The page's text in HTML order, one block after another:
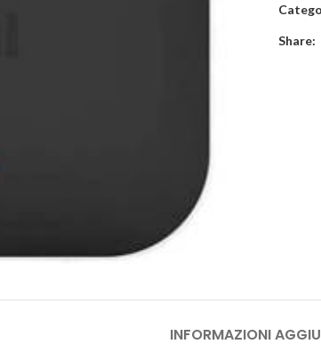
Share:
INFORMAZIONI